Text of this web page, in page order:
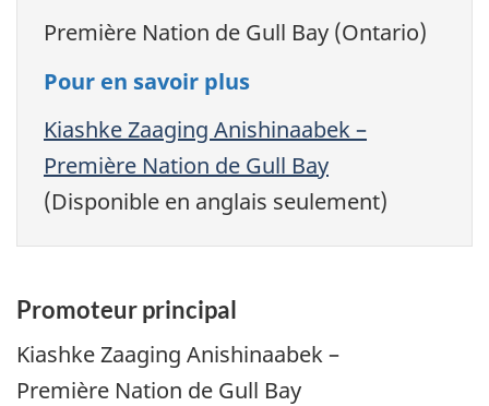
Première Nation de Gull Bay (Ontario)
Pour en savoir plus
Kiashke Zaaging Anishinaabek –
Première Nation de Gull Bay
(Disponible en anglais seulement)
Promoteur principal
Kiashke Zaaging Anishinaabek –
Première Nation de Gull Bay